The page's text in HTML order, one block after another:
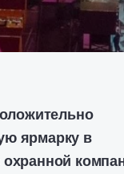
ярмарку в